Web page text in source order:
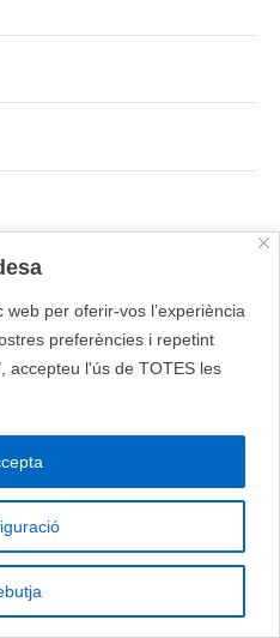
per oferir-vos l’experiència
preferències i repetint
accepteu l'ús de TOTES les